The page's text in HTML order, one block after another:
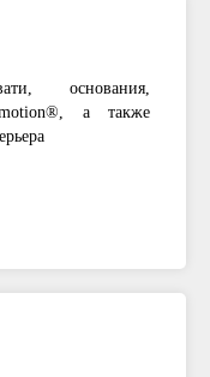
основания,
а также